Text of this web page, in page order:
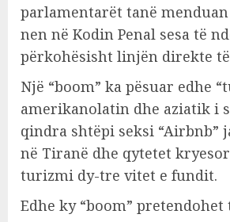
parlamentarët tanë
nen në Kodin Penal sesa të
përkohësisht linjën direkte
Një “boom” ka pësuar edhe
amerikanolatin dhe aziatik i
qindra shtëpi seksi “Airbnb”
në Tiranë dhe qytetet
turizmi dy-tre vitet e fundit.
Edhe ky “boom”